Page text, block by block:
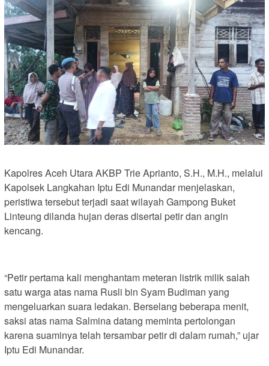
Kapolres Aceh Utara AKBP Trie Aprianto, S.H., M.H., melalui
Kapolsek Langkahan Iptu Edi Munandar menjelaskan,
peristiwa tersebut terjadi saat wilayah Gampong Buket
Linteung dilanda hujan deras disertai petir dan angin
kencang.
“Petir pertama kali menghantam meteran listrik milik salah
satu warga atas nama Rusli bin Syam Budiman yang
mengeluarkan suara ledakan. Berselang beberapa menit,
saksi atas nama Salmina datang meminta pertolongan
karena suaminya telah tersambar petir di dalam rumah,” ujar
Iptu Edi Munandar.